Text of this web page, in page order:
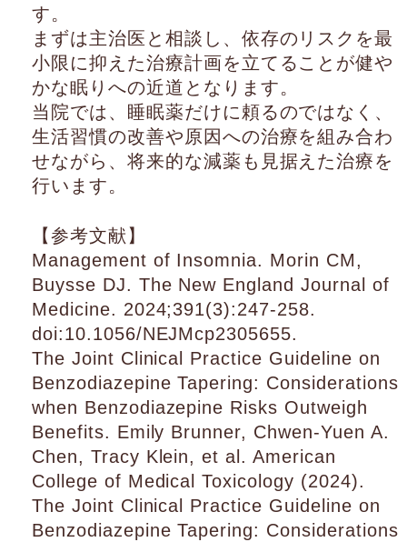
す。
まずは主治医と相談し、依存のリスクを最
小限に抑えた治療計画を立てることが健や
かな眠りへの近道となります。
当院では、睡眠薬だけに頼るのではなく、
生活習慣の改善や原因への治療を組み合わ
せながら、将来的な減薬も見据えた治療を
行います。
【参考文献】
Management of Insomnia. Morin CM,
Buysse DJ. The New England Journal of
Medicine. 2024;391(3):247-258.
doi:10.1056/NEJMcp2305655.
The Joint Clinical Practice Guideline on
Benzodiazepine Tapering: Considerations
when Benzodiazepine Risks Outweigh
Benefits. Emily Brunner, Chwen-Yuen A.
Chen, Tracy Klein, et al. American
College of Medical Toxicology (2024).
The Joint Clinical Practice Guideline on
Benzodiazepine Tapering: Considerations